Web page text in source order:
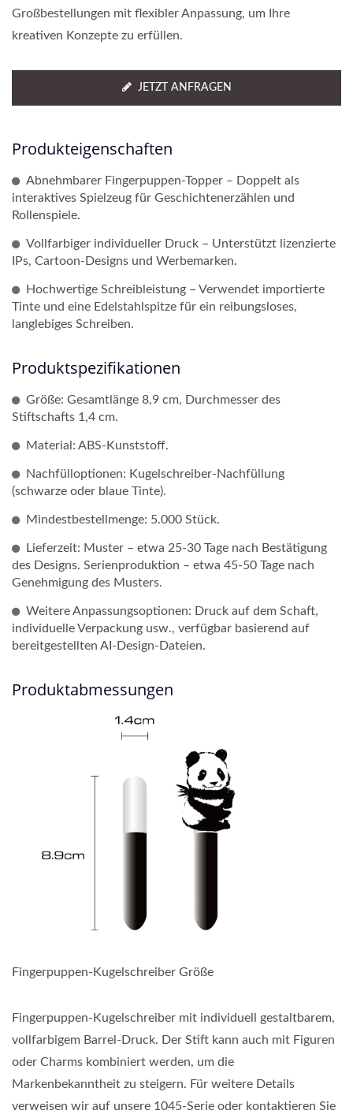
Großbestellungen mit flexibler Anpassung, um Ihre
kreativen Konzepte zu erfüllen.
JETZT ANFRAGEN
Produkteigenschaften
Abnehmbarer Fingerpuppen-Topper – Doppelt als
interaktives Spielzeug für Geschichtenerzählen und
Rollenspiele.
Vollfarbiger individueller Druck – Unterstützt lizenzierte
IPs, Cartoon-Designs und Werbemarken.
Hochwertige Schreibleistung – Verwendet importierte
Tinte und eine Edelstahlspitze für ein reibungsloses,
langlebiges Schreiben.
Produktspezifikationen
Größe: Gesamtlänge 8,9 cm, Durchmesser des
Stiftschafts 1,4 cm.
Material: ABS-Kunststoff.
Nachfülloptionen: Kugelschreiber-Nachfüllung
(schwarze oder blaue Tinte).
Mindestbestellmenge: 5.000 Stück.
Lieferzeit: Muster – etwa 25-30 Tage nach Bestätigung
des Designs. Serienproduktion – etwa 45-50 Tage nach
Genehmigung des Musters.
Weitere Anpassungsoptionen: Druck auf dem Schaft,
individuelle Verpackung usw., verfügbar basierend auf
bereitgestellten AI-Design-Dateien.
Produktabmessungen
Fingerpuppen-Kugelschreiber Größe
Fingerpuppen-Kugelschreiber mit individuell gestaltbarem,
vollfarbigem Barrel-Druck. Der Stift kann auch mit Figuren
oder Charms kombiniert werden, um die
Markenbekanntheit zu steigern. Für weitere Details
verweisen wir auf unsere 1045-Serie oder kontaktieren Sie